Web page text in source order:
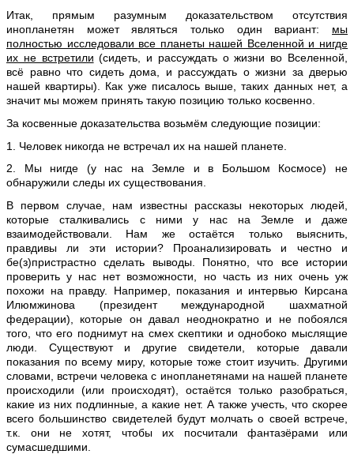
Итак, прямым разумным доказательством отсутствия
инопланетян может являться только один вариант: мы
полностью исследовали все планеты нашей Вселенной и нигде
их не встретили (сидеть, и рассуждать о жизни во Вселенной,
всё равно что сидеть дома, и рассуждать о жизни за дверью
нашей квартиры). Как уже писалось выше, таких данных нет, а
значит мы можем принять такую позицию только косвенно.
За косвенные доказательства возьмём следующие позиции:
1. Человек никогда не встречал их на нашей планете.
2. Мы нигде (у нас на Земле и в Большом Космосе) не
обнаружили следы их существования.
В первом случае, нам известны рассказы некоторых людей,
которые сталкивались с ними у нас на Земле и даже
взаимодействовали. Нам же остаётся только выяснить,
правдивы ли эти истории? Проанализировать и честно и
бе(з)пристрастно сделать выводы. Понятно, что все истории
проверить у нас нет возможности, но часть из них очень уж
похожи на правду. Например, показания и интервью Кирсана
Илюмжинова (президент международной шахматной
федерации), которые он давал неоднократно и не побоялся
того, что его поднимут на смех скептики и однобоко мыслящие
люди. Существуют и другие свидетели, которые давали
показания по всему миру, которые тоже стоит изучить. Другими
словами, встречи человека с инопланетянами на нашей планете
происходили (или происходят), остаётся только разобраться,
какие из них подлинные, а какие нет. А также учесть, что скорее
всего большинство свидетелей будут молчать о своей встрече,
т.к. они не хотят, чтобы их посчитали фантазёрами или
сумасшедшими.